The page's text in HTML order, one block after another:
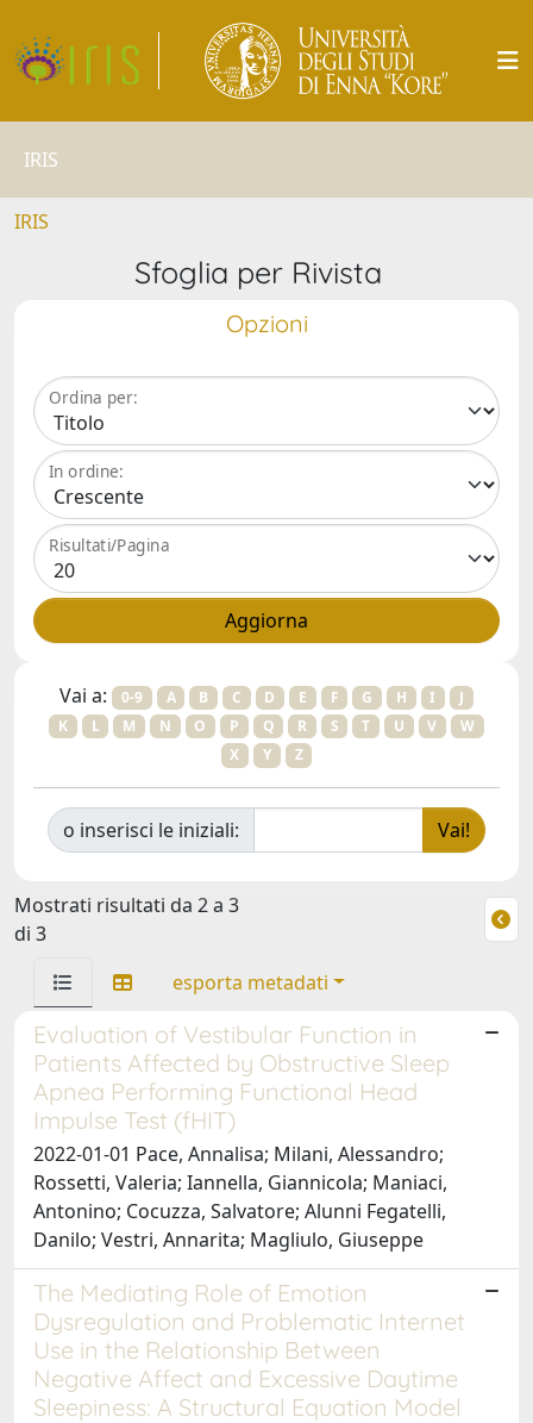
IRIS
IRIS
Sfoglia per Rivista
Opzioni
Ordina per:
In ordine:
Risultati/Pagina
Vai a: 0-9 A B C D E F G H I
J
K
L M N O P Q R S T U V
W
X
Y Z
o inserisci le iniziali:
Mostrati risultati da 2 a 3
di 3
esporta metadati
Evaluation of Vestibular Function in
Patients Affected by Obstructive Sleep
Apnea Performing Functional Head
Impulse Test (fHIT)
2022-01-01 Pace, Annalisa; Milani, Alessandro;
Rossetti, Valeria; Iannella, Giannicola; Maniaci,
Antonino; Cocuzza, Salvatore; Alunni Fegatelli,
Danilo; Vestri, Annarita; Magliulo, Giuseppe
The Mediating Role of Emotion
Dysregulation and Problematic Internet
Use in the Relationship Between
Negative Affect and Excessive Daytime
Sleepiness: A Structural Equation Model